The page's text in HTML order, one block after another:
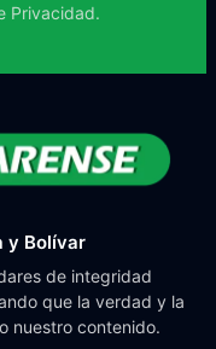
Privacidad.
y Bolívar
de integridad
que la verdad y la
nuestro contenido.